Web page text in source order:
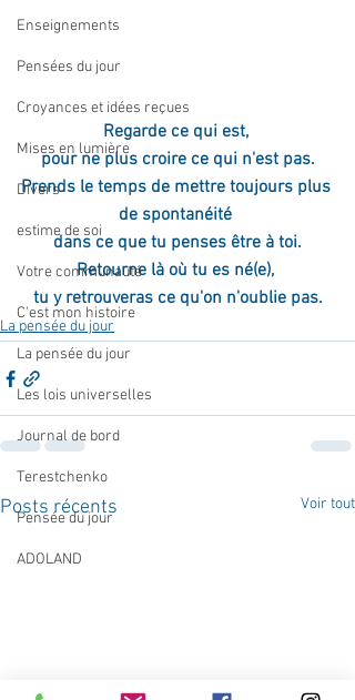
Enseignements
Pensées du jour
Croyances et idées reçues
Mises en lumière
Divers
estime de soi
Votre communauté
C'est mon histoire
La pensée du jour
Les lois universelles
Journal de bord
Terestchenko
Pensée du jour
ADOLAND
Regarde ce qui est,
pour ne plus croire ce qui n'est pas.
Prends le temps de mettre toujours plus
de spontanéité
dans ce que tu penses être à toi.
Retourne là où tu es né(e),
tu y retrouveras ce qu'on n'oublie pas.
La pensée du jour
Posts récents Voir tout